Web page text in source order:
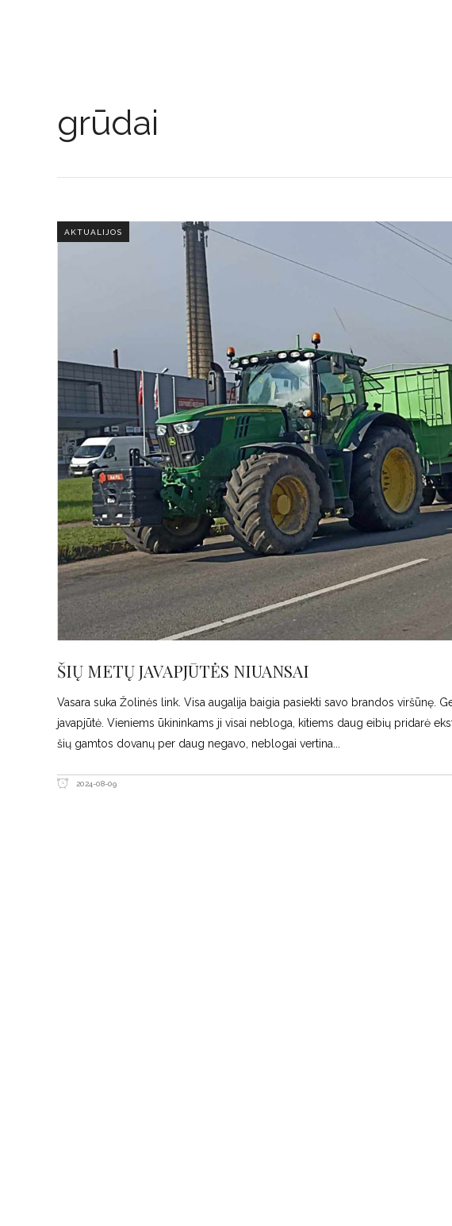
grūdai
AKTUALIJOS
ŠIŲ METŲ JAVAPJŪTĖS NIUANSAI
Vasara suka Žolinės link. Visa augalija baigia pasiekti savo brandos viršūnę.
javapjūtė. Vieniems ūkininkams ji visai nebloga, kitiems daug eibių pridarė
šių gamtos dovanų per daug negavo, neblogai vertina
2024-08-09